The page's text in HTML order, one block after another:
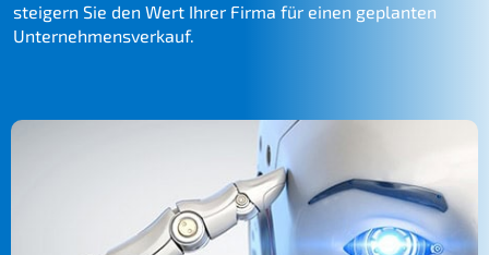
steigern Sie den Wert Ihrer Firma für einen geplan­ten
Unternehmensverkauf.